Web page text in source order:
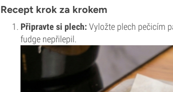
Recept krok za krokem
Připravte si plech: Vyložte plech pečicím
fudge nepřilepil.